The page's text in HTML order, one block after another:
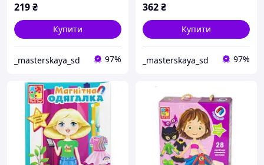
219₴
Купити
_masterskaya_sd 97%
362₴
Купити
_masterskaya_sd 97%